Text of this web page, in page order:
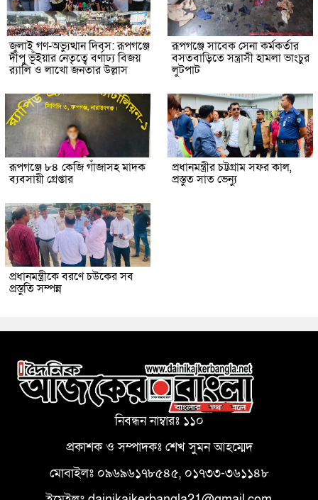
জুলাই গণ-অভ্যুত্থান দিবস: রূপগঞ্জে
দীপু ভূঁইয়ার নেতৃত্বে বর্ণাঢ্য বিজয়
র‌্যালি ও লাখো জনতার উল্লাস
রূপগঞ্জে সাবেক সেনা কর্মকর্তার
বসতবাড়িতে সন্ত্রাসী হামলা ভাংচুর
লুটপাট
রূপগঞ্জে ৮৪ কেজি গাঁজাসহ মাদক
ব্যবসায়ী গ্রেপ্তার
প্রধানমন্ত্রীর চট্টগ্রাম সফর কাল,
প্রস্তুত সাত ভেন্যু
প্রধানমন্ত্রীকে বরণে চউকের সব
প্রস্তুতি সম্পন্ন
নিবন্ধন নাম্বারঃ ১১০
প্রকাশক ও সম্পাদকঃ শেখ সুমন আহম্মেদ
মোবাইলঃ ০৯৬৯৬১৭৮৫৪৫, ০১৭৩৩-৩৬১১৪৮